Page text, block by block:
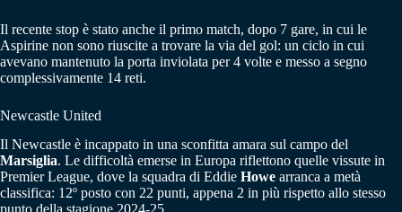
Il recente stop è stato anche il primo match, dopo 7 gare, in cui le
Aspirine non sono riuscite a trovare la via del gol: un ciclo in cui
avevano mantenuto la porta inviolata per 4 volte e messo a segno
complessivamente 14 reti.
Newcastle United
Il Newcastle è incappato in una sconfitta amara sul campo del
Marsiglia. Le difficoltà emerse in Europa riflettono quelle vissute in
Premier League, dove la squadra di Eddie Howe arranca a metà
classifica: 12º posto con 22 punti, appena 2 in più rispetto allo stesso